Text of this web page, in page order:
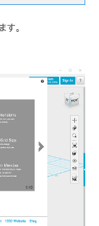
。